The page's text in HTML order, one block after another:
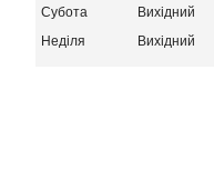
Субота
Вихідний
Неділя
Вихідний